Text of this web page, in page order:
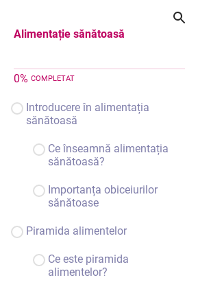
Alimentație sănătoasă
0% COMPLETAT
Introducere în alimentația
sănătoasă
Ce înseamnă alimentația
sănătoasă?
Importanța obiceiurilor
sănătoase
Piramida alimentelor
Ce este piramida
alimentelor?